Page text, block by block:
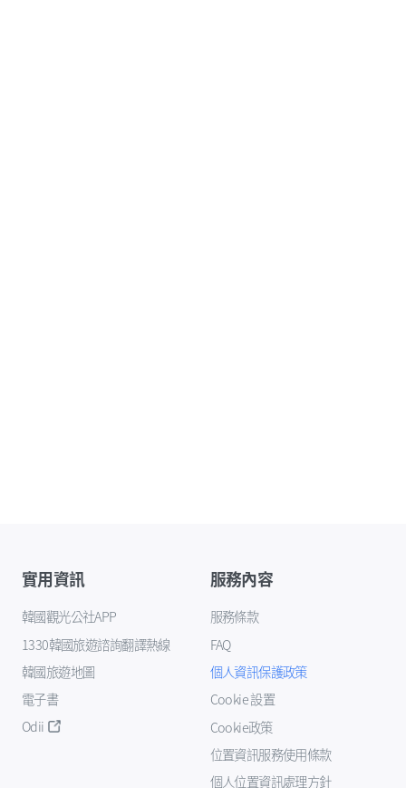
實用資訊
韓國觀光公社APP
1330韓國旅遊諮詢翻譯熱線
韓國旅遊地圖
電子書
Odii
服務內容
服務條款
FAQ
個人資訊保護政策
Cookie 設置
Cookie政策
位置資訊服務使用條款
個人位置資訊處理方針